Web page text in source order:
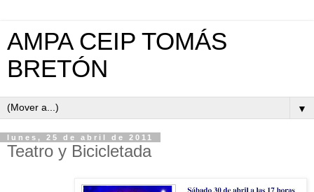
AMPA CEIP TOMÁS
BRETÓN
▼
lunes, 25 de abril de 2011
Teatro y Bicicletada